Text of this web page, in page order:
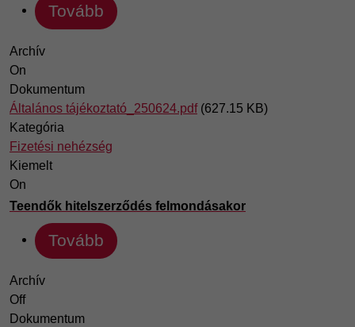
Tovább
Archív
On
Dokumentum
Általános tájékoztató_250624.pdf (627.15 KB)
Kategória
Fizetési nehézség
Kiemelt
On
Teendők hitelszerződés felmondásakor
Tovább
Archív
Off
Dokumentum